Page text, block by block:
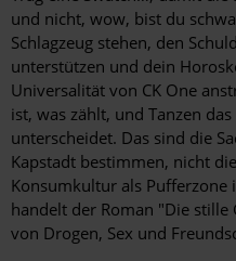
und nicht, wow, bist du
Schlagzeug stehen, den
unterstützen und dein
Universalität von CK One
ist, was zählt, und Tanzen
unterscheidet. Das sind die
Kapstadt bestimmen, nicht
Konsumkultur als Pufferzone
handelt der Roman "Die stille
von Drogen, Sex und